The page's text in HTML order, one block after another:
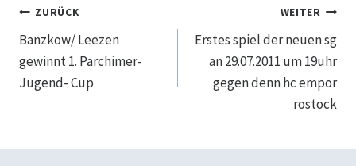
Beitragsnavigation
ZURÜCK
Banzkow/ Leezen
gewinnt 1. Parchimer-
Jugend- Cup
WEITER
Erstes spiel der neuen sg
an 29.07.2011 um 19uhr
gegen denn hc empor
rostock